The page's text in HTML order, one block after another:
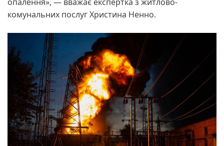
комунальних послуг Христина Ненно.